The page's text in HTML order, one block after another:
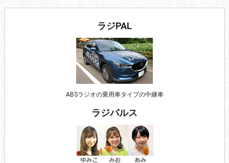
ラジPAL
ABSラジオの乗用車タイプの中継車
ラジパルス